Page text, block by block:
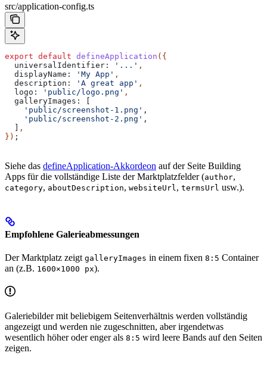
src/application-config.ts
export default defineApplication ({
  universalIdentifier:
'...' ,
  displayName:
'My App' ,
  description:
'A great app' ,
  logo:
'public/logo.png' ,
  galleryImages:
    'public/screenshot-1.png'
,
    'public/screenshot-2.png'
,
,
}) ;
Siehe das defineApplication-Akkordeon auf der Seite Building
Apps für die vollständige Liste der Marktplatzfelder (author,
category, aboutDescription, websiteUrl , termsUrl usw.).
Empfohlene Galerieabmessungen
Der Marktplatz zeigt galleryImages in einem fixen 8:5 Container
an (z.B. 1600×1000 px).
Galeriebilder mit beliebigem Seitenverhältnis werden vollständig
angezeigt und werden nie zugeschnitten, aber irgendetwas
wesentlich höher oder enger als 8:5 wird leere Bands auf den Seiten
zeigen.